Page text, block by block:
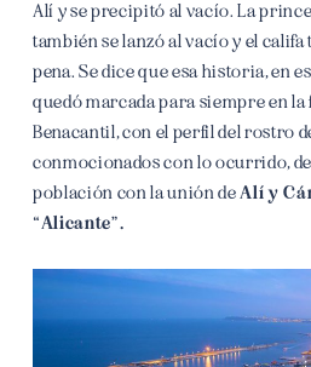
Alí y se precipitó al vacío. La
también se lanzó al vacío y el
pena. Se dice que esa historia, en
quedó marcada para siempre en la
Benacantil, con el perfil del rostro
conmocionados con lo ocurrido,
población con la unión deAlí y
“Alicante”.